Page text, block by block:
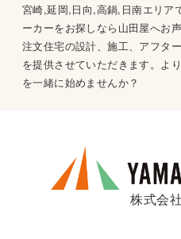
宮崎,延岡,日向,高鍋,日南エリア
ーカーをお探しなら山田屋へお
注文住宅の設計、施工、アフタ
を提供させていただきます。よ
を一緒に始めませんか？
株式会